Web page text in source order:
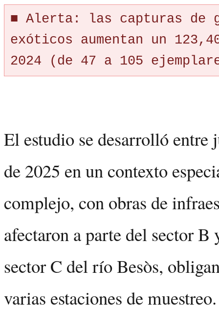
■ Alerta: las capturas de
exóticos aumentan un
2024 (de 47 a 105
El estudio se desarrolló
de 2025 en un contexto
complejo, con obras de
afectaron a parte del sector
sector C del río Besòs,
varias estaciones de